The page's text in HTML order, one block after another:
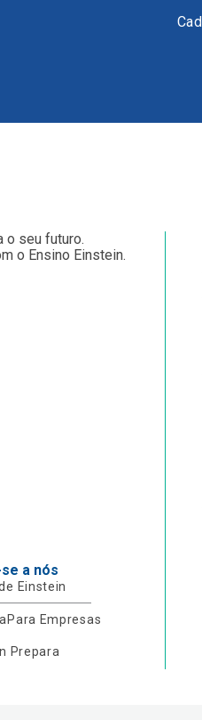
o seu futuro.
o Ensino Einstein.
a nós
Einstein
Para Empresas
Prepara